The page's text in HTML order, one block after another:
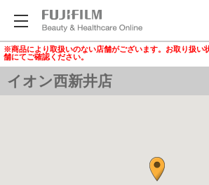
※商品により取扱いのない店舗がございます。お取り扱い
舗にてご確認ください。
イオン西新井店